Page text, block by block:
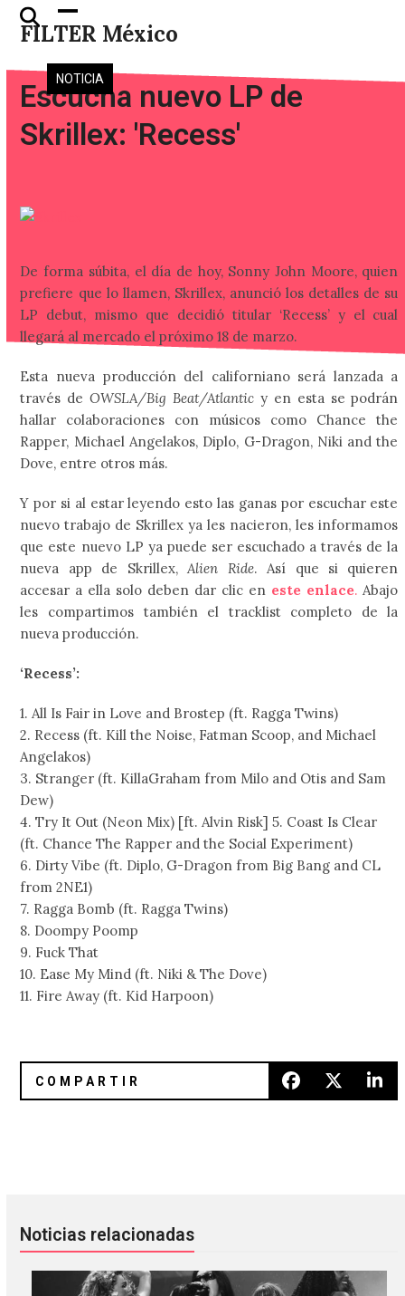
Skip
FILTER México
Open
mobile
menu
Close
mobile
menu
NOTICIA
Escucha nuevo LP de
Skrillex: 'Recess'
De forma súbita, el día de hoy, Sonny John Moore, quien
prefiere que lo llamen, Skrillex, anunció los detalles de su
LP debut, mismo que decidió titular ‘Recess’ y el cual
llegará al mercado el próximo 18 de marzo.
Esta nueva producción del californiano será lanzada a
través deOWSLA/Big Beat/Atlantic y en esta se podrán
hallar colaboraciones con músicos como Chance the
Rapper, Michael Angelakos, Diplo, G-Dragon, Niki and the
Dove, entre otros más.
Y por si al estar leyendo esto las ganas por escuchar este
nuevo trabajo de Skrillex ya les nacieron, les informamos
que este nuevo LP ya puede ser escuchado a través de la
nueva app de Skrillex,Alien Ride. Así que si quieren
accesar a ella solo deben dar clic en este enlace. Abajo
les compartimos también el tracklist completo de la
nueva producción.
‘Recess’:
1. All Is Fair in Love and Brostep (ft. Ragga Twins)
2. Recess (ft. Kill the Noise, Fatman Scoop, and Michael
Angelakos)
3. Stranger (ft. KillaGraham from Milo and Otis and Sam
Dew)
4. Try It Out (Neon Mix) [ft. Alvin Risk] 5. Coast Is Clear
(ft. Chance The Rapper and the Social Experiment)
6. Dirty Vibe (ft. Diplo, G-Dragon from Big Bang and CL
from 2NE1)
7. Ragga Bomb (ft. Ragga Twins)
8. Doompy Poomp
9. Fuck That
10. Ease My Mind (ft. Niki & The Dove)
11. Fire Away (ft. Kid Harpoon)
Noticias relacionadas